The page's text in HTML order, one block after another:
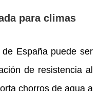
para climas
España puede ser
de resistencia al
chorros de agua a